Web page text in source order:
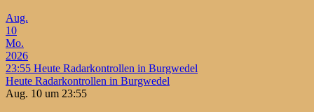
Aug.
10
Mo.
2026
23:55 Heute Radarkontrollen in Burgwedel
Heute Radarkontrollen in Burgwedel
Aug. 10 um 23:55